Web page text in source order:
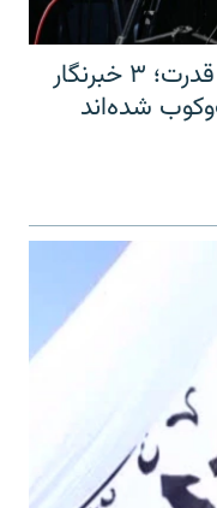
یک سالگی بازگشت طالبان به قدرت؛ ۳ خبرنگار